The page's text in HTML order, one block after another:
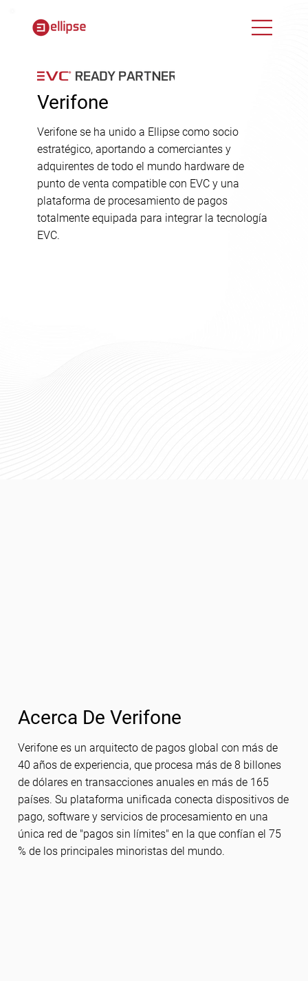
Verifone
Verifone se ha unido a Ellipse como socio
estratégico, aportando a comerciantes y
adquirentes de todo el mundo hardware de
punto de venta compatible con EVC y una
plataforma de procesamiento de pagos
totalmente equipada para integrar la tecnología
EVC.
Acerca De Verifone
Verifone es un arquitecto de pagos global con más de
40 años de experiencia, que procesa más de 8 billones
de dólares en transacciones anuales en más de 165
países. Su plataforma unificada conecta dispositivos de
pago, software y servicios de procesamiento en una
única red de "pagos sin límites" en la que confían el 75
% de los principales minoristas del mundo.